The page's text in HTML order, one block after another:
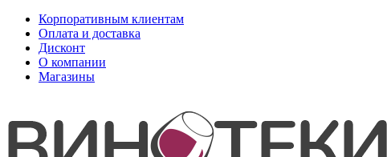
Корпоративным клиентам
Оплата и доставка
Дисконт
О компании
Магазины